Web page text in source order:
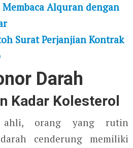
Membaca Alquran dengan
Surat Perjanjian Kontrak
Darah
Kadar Kolesterol
ahli, orang yang rutin
cenderung memiliki